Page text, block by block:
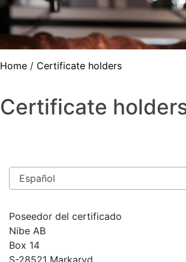
Home / Certificate holders
Certificate
Poseedor del certificado
Nibe AB
Box 14
S-28521 Markaryd